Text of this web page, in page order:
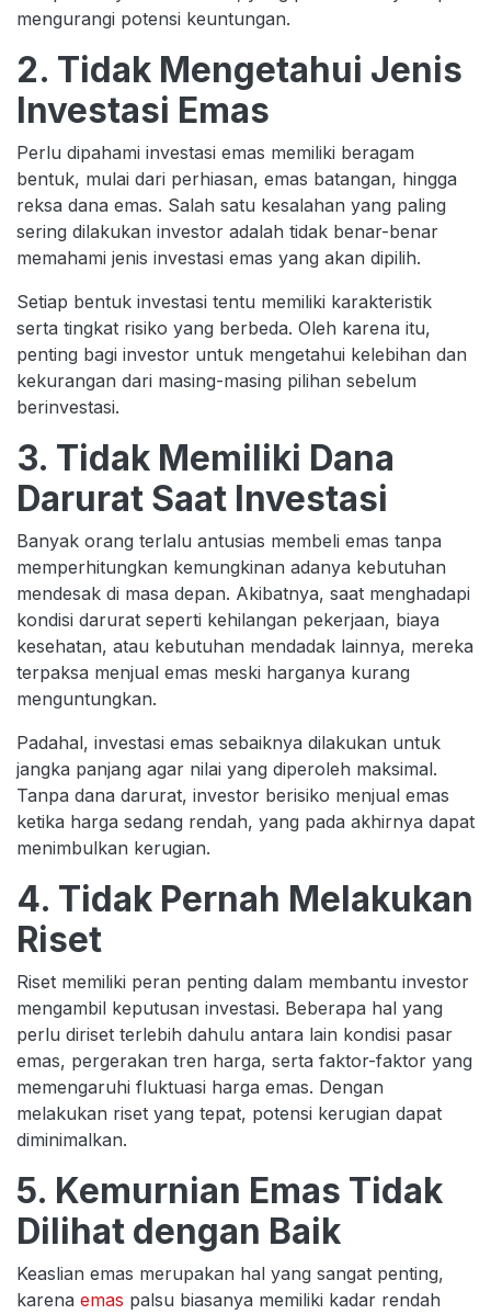
mengurangi potensi keuntungan.
2. Tidak Mengetahui Jenis
Investasi Emas
Perlu dipahami investasi emas memiliki beragam
bentuk, mulai dari perhiasan, emas batangan, hingga
reksa dana emas. Salah satu kesalahan yang paling
sering dilakukan investor adalah tidak benar-benar
memahami jenis investasi emas yang akan dipilih.
Setiap bentuk investasi tentu memiliki karakteristik
serta tingkat risiko yang berbeda. Oleh karena itu,
penting bagi investor untuk mengetahui kelebihan dan
kekurangan dari masing-masing pilihan sebelum
berinvestasi.
3. Tidak Memiliki Dana
Darurat Saat Investasi
Banyak orang terlalu antusias membeli emas tanpa
memperhitungkan kemungkinan adanya kebutuhan
mendesak di masa depan. Akibatnya, saat menghadapi
kondisi darurat seperti kehilangan pekerjaan, biaya
kesehatan, atau kebutuhan mendadak lainnya, mereka
terpaksa menjual emas meski harganya kurang
menguntungkan.
Padahal, investasi emas sebaiknya dilakukan untuk
jangka panjang agar nilai yang diperoleh maksimal.
Tanpa dana darurat, investor berisiko menjual emas
ketika harga sedang rendah, yang pada akhirnya dapat
menimbulkan kerugian.
4. Tidak Pernah Melakukan
Riset
Riset memiliki peran penting dalam membantu investor
mengambil keputusan investasi. Beberapa hal yang
perlu diriset terlebih dahulu antara lain kondisi pasar
emas, pergerakan tren harga, serta faktor-faktor yang
memengaruhi fluktuasi harga emas. Dengan
melakukan riset yang tepat, potensi kerugian dapat
diminimalkan.
5. Kemurnian Emas Tidak
Dilihat dengan Baik
Keaslian emas merupakan hal yang sangat penting,
karena emas palsu biasanya memiliki kadar rendah